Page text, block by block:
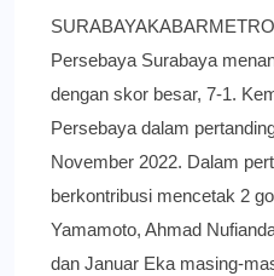
Persebaya Surabaya
dengan skor besar, 7-1.
Persebaya dalam
November 2022. Dalam
berkontribusi mencetak 2
Yamamoto, Ahmad
dan Januar Eka masing-